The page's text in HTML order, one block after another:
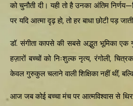
को चुनौती दी। यही तो है उनका अंतिम
पर यदि आत्मा दृढ़ हो, तो हर बाधा छोटी पड़
डॉ. संगीता कापसे की सबसे अद्भुत भूमिका एक
हज़ारों बच्चों को निःशुल्क नृत्य, रंगोली,
केवल गुरुकुल चलाने वाली शिक्षिका नहीं थीं,
आज जब कोई बच्चा मंच पर आत्मविश्वास से